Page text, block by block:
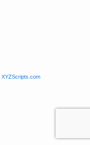
XYZScripts.com